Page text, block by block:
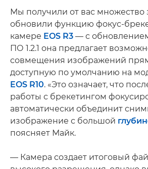
Мы получили от вас множество
обновили функцию фокус-
камере EOS R3 — с
ПО 1.2.1 она предлагает
совмещения изображений
доступную по умолчанию на
EOS R10. «Это означает, что
работы с брекетингом
автоматически объединит
изображение с большой
поясняет Майк.
— Камера создает итоговый